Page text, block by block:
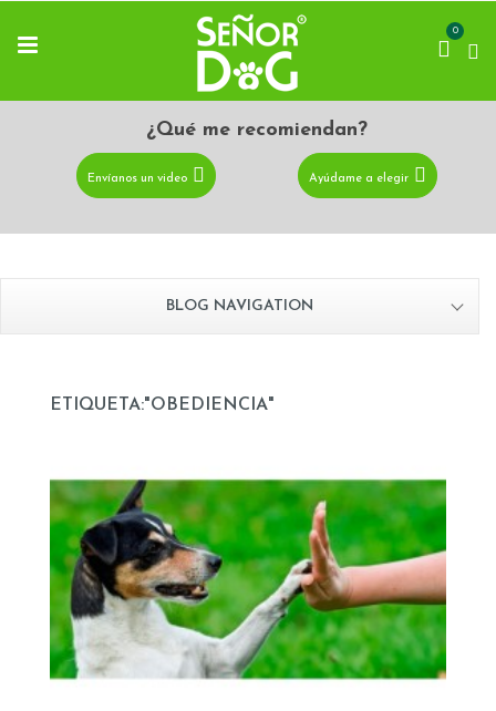
0
¿Qué me recomiendan?
Envíanos un video Ayúdame a elegir
BLOG NAVIGATION
ETIQUETA:"OBEDIENCIA"